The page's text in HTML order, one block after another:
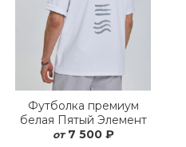
Футболка премиум
белая Пятый Элемент
от 7 500 ₽